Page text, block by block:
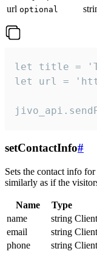
url optional
let title =
let url =
setContactInfo#
Sets the contact info
similarly as if the
Name Type
name
string
email
string
phone
string